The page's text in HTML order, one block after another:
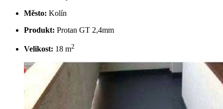
Město: Kolín
Produkt: Protan GT 2,4mm
Velikost: 18 m2